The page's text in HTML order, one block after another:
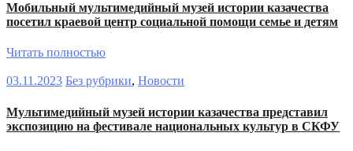
Мобильный мультимедийный музей истории казачества
посетил краевой центр социальной помощи семье и детям
Читать полностью
03.11.2023 Без рубрики, Новости
Мультимедийный музей истории казачества представил
экспозицию на фестивале национальных культур в СКФУ